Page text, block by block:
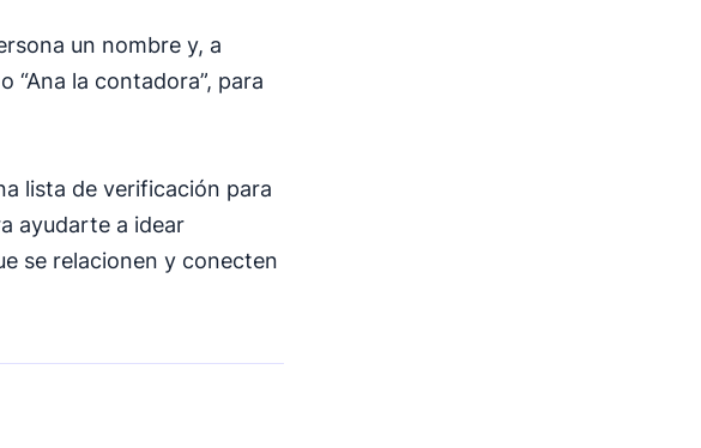
un nombre y, a
“Ana la contadora”, para
lista de verificación para
ayudarte a idear
se relacionen y conecten